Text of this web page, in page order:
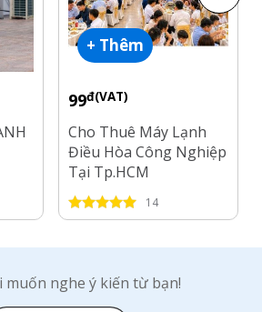
+ Thêm
99đ(VAT)
Cho Thuê Máy Lạnh
Điều Hòa Công Nghiệp
Tại Tp.HCM
14
muốn nghe ý kiến từ bạn!